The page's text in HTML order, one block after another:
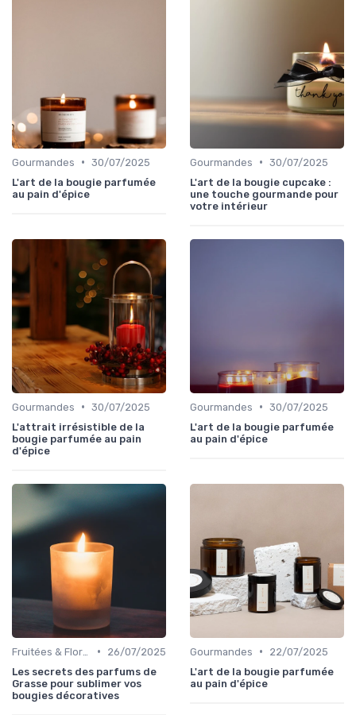
Gourmandes • 30/07/2025
L'art de la bougie parfumée
au pain d'épice
Gourmandes • 30/07/2025
L'art de la bougie cupcake :
une touche gourmande pour
votre intérieur
Gourmandes • 30/07/2025
L'attrait irrésistible de la
bougie parfumée au pain
d'épice
Gourmandes • 30/07/2025
L'art de la bougie parfumée
au pain d'épice
•
26/07/2025
Les secrets des parfums de
Grasse pour sublimer vos
bougies décoratives
Gourmandes •
22/07/2025
L'art de la bougie parfumée
au pain d'épice